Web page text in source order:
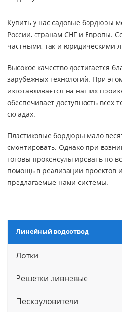
Купить у нас садовые бордюры
России, странам СНГ и Европы.
частными, так и юридическими
Высокое качество достигается
зарубежных технологий. При
изготавливается на наших
обеспечивает доступность всех
складах.
Пластиковые бордюры мало
смонтировать. Однако при
готовы проконсультировать по
помощь в реализации проектов
предлагаемые нами системы.
Линейный водоотвод
Лотки
Решетки ливневые
Пескоуловители